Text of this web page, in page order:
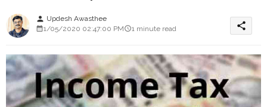
person Updesh Awasthee
1/05/2020 02:47:00 PM
1 minute read share